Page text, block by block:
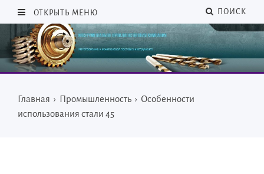
ОТКРЫТЬ МЕНЮ ПОИСК
Главная › Промышленность › Особенности
использования стали 45